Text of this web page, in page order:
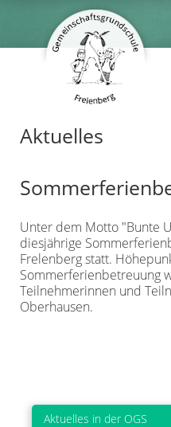
Aktuelles
Unter dem Motto "Bunte
diesjährige
Frelenberg statt.
Sommerferienbetreuung
Teilnehmerinnen und
Oberhausen.
Aktuelles in der OGS